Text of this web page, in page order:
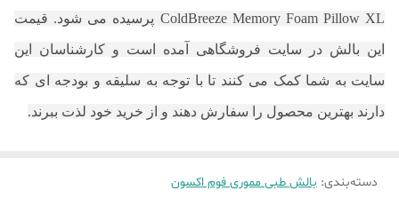
ColdBreeze Memory Foam Pillow XL پرسیده می شود. قیمت
این بالش در سایت فروشگاهی آمده است و کارشناسان این
سایت به شما کمک می کنند تا با توجه به سلیقه و بودجه ای که
دارند بهترین محصول را سفارش دهند و از خرید خود لذت ببرند.
دسته‌بندی: بالش طبی مموری فوم اکسون